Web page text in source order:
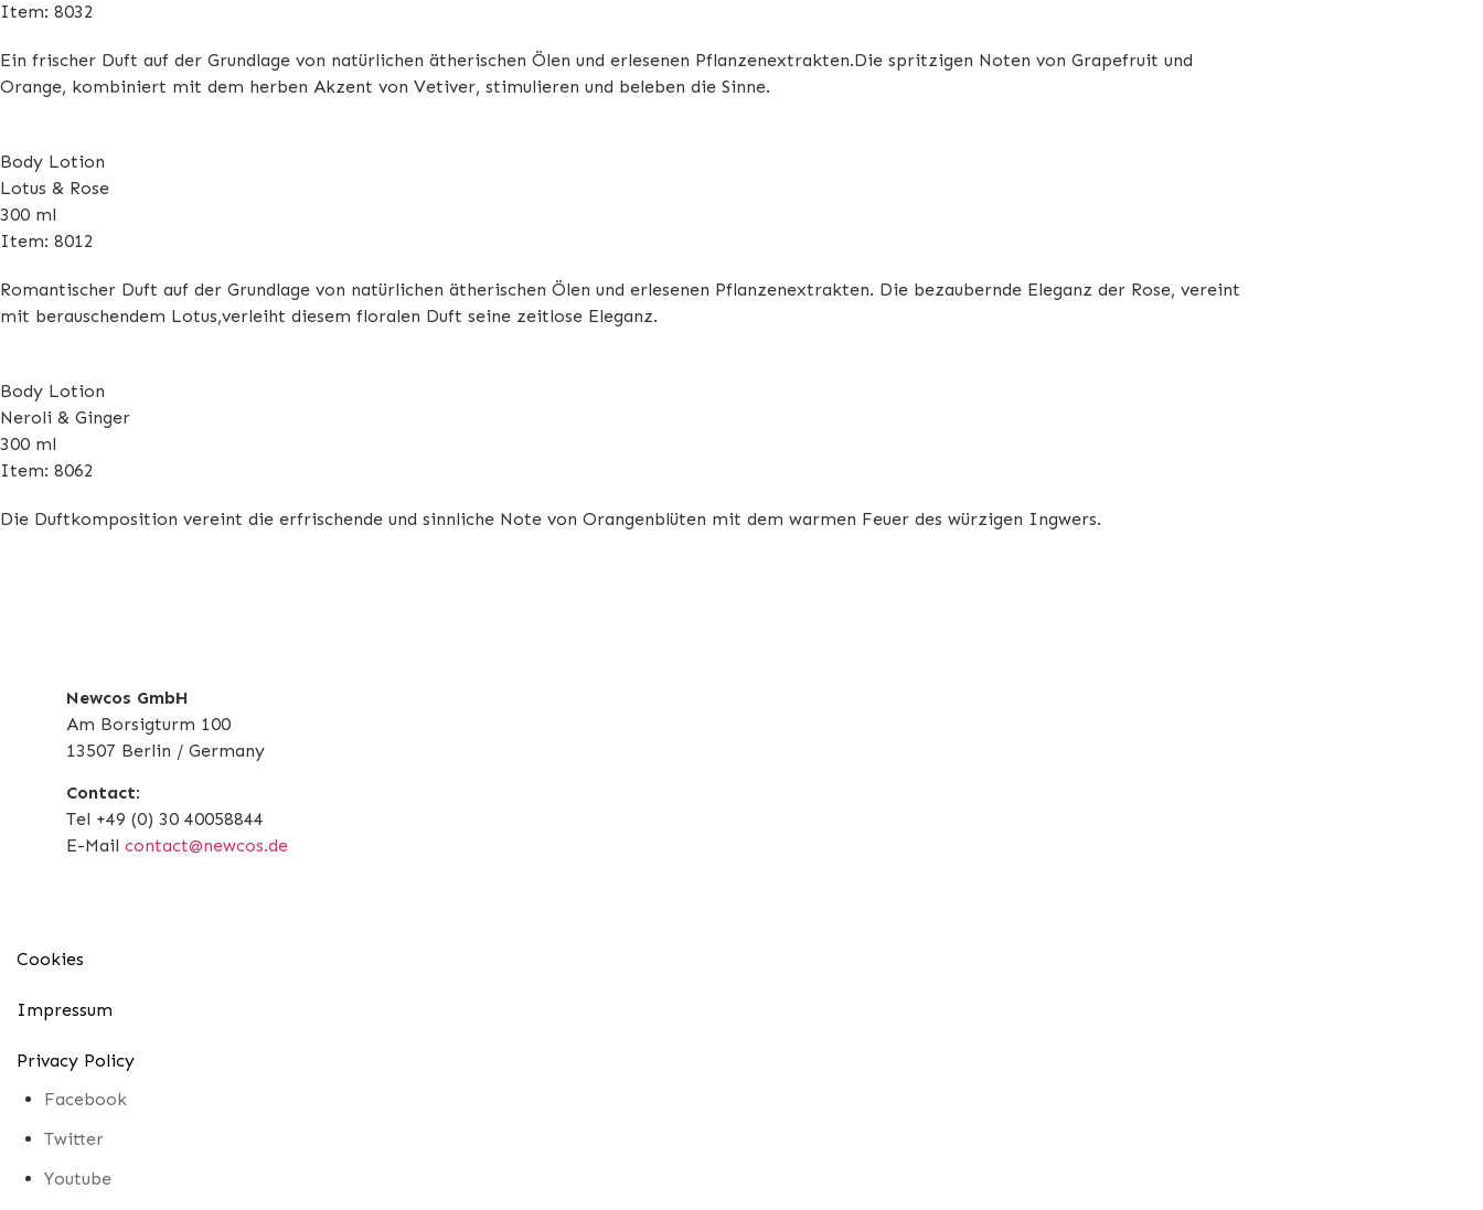
Item: 8032
Ein frischer Duft auf der Grundlage von natürlichen ätherischen Ölen und erlesenen Pflanzenextrakten.Die spritzigen Noten von Grapefruit und
Orange, kombiniert mit dem herben Akzent von Vetiver, stimulieren und beleben die Sinne.
Body Lotion
Lotus & Rose
300 ml
Item: 8012
Romantischer Duft auf der Grundlage von natürlichen ätherischen Ölen und erlesenen Pflanzenextrakten. Die bezaubernde Eleganz der Rose, vereint
mit berauschendem Lotus,verleiht diesem floralen Duft seine zeitlose Eleganz.
Body Lotion
Neroli & Ginger
300 ml
Item: 8062
Die Duftkomposition vereint die erfrischende und sinnliche Note von Orangenblüten mit dem warmen Feuer des würzigen Ingwers.
Newcos GmbH
Am Borsigturm 100
13507 Berlin / Germany
Contact:
Tel +49 (0) 30 40058844
E-Mail contact@newcos.de
Cookies
Impressum
Privacy Policy
Facebook
Twitter
Youtube